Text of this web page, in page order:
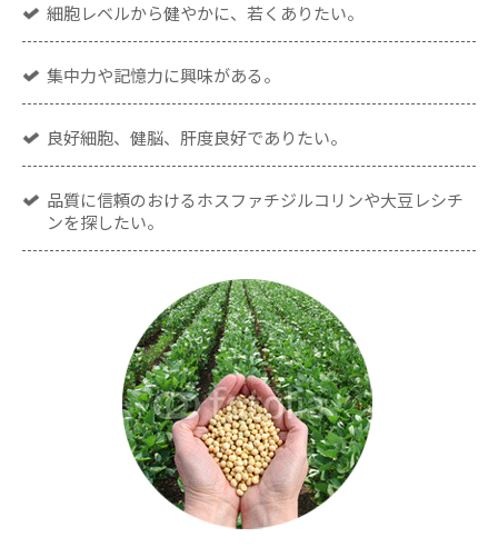
細胞レベルから健やかに、若くありたい。
集中力や記憶力に興味がある。
良好細胞、健脳、肝度良好でありたい。
品質に信頼のおけるホスファチジルコリンや大豆レシチ
ンを探したい。